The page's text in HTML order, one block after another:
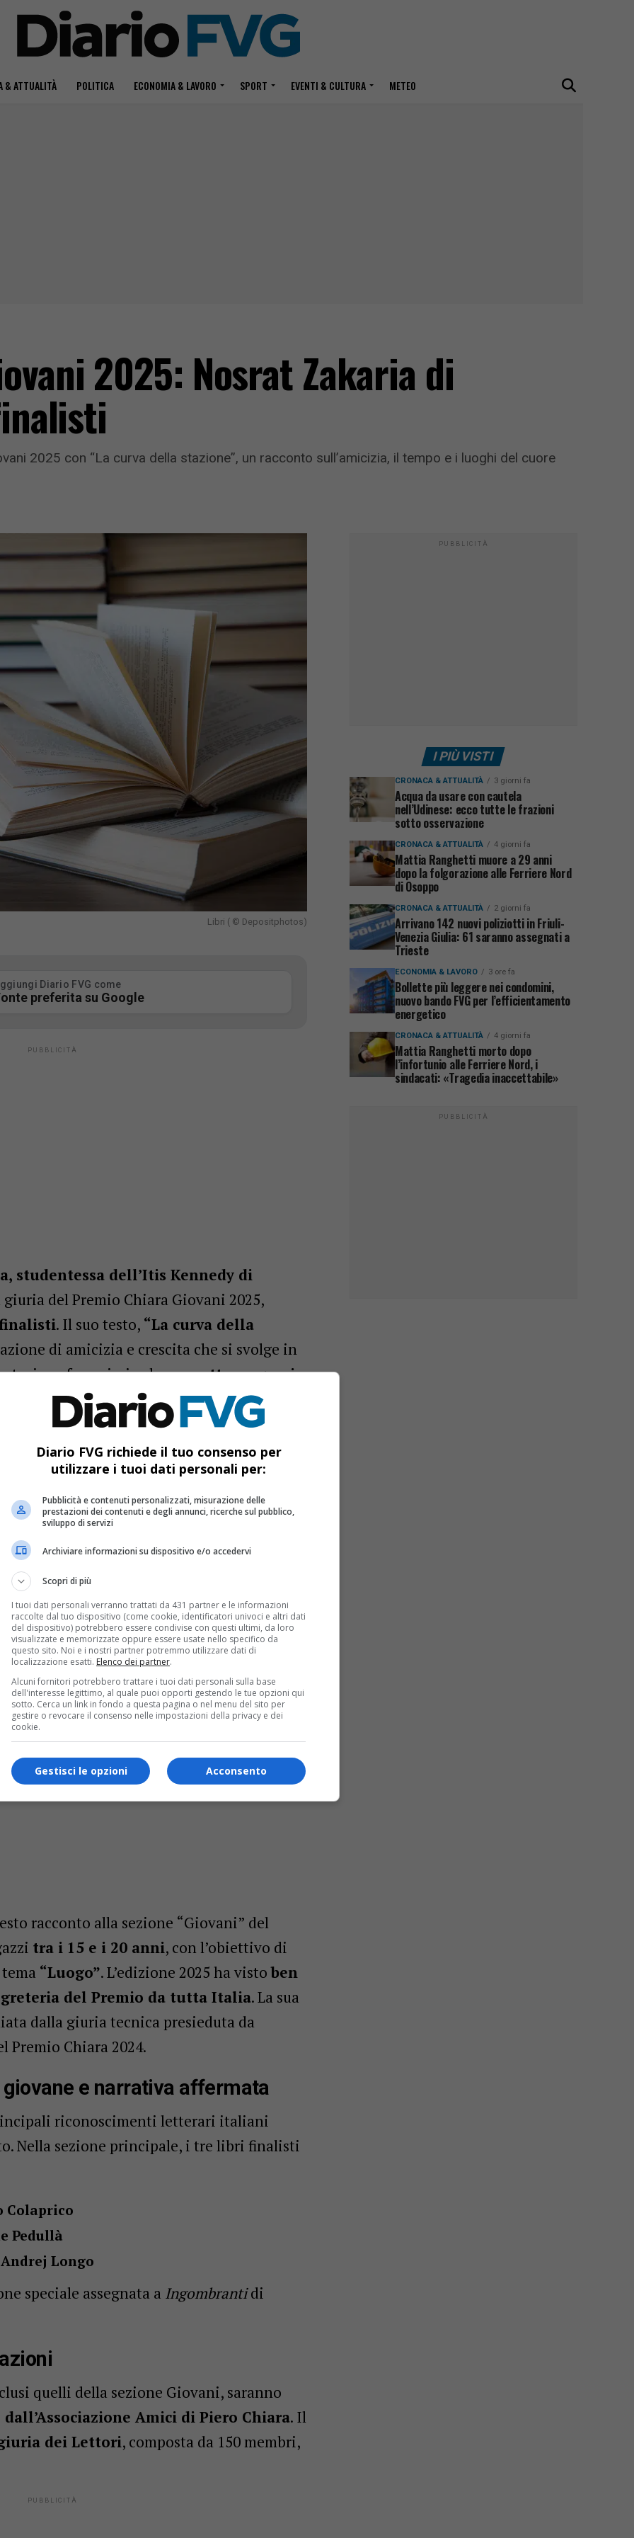
& ATTUALITÀ POLITICA ECONOMIA & LAVORO SPORT EVENTI & CULTURA METEO
2025: Nosrat Zakaria di
2025 con “La curva della stazione”, un racconto sull’amicizia, il tempo e i luoghi del cuore
Libri ( © Depositphotos)
Diario FVG come
preferita su Google
studentessa dell’Itis Kennedy di
del Premio Chiara Giovani 2025,
. Il suo testo, “La curva della
di amicizia e crescita che si svolge in
stazione ferroviaria, dovequattro ragazzi
d’estateper condividerelibri, sogni e
e riti segreti
adolescenti – si creanoun rifugio
mondo, dove coltivano
letture, scritture
un’amicizia profonda. Quando Leo,
di
emotiva del loro legame:
un patto
e alla distanza.
partecipanti
racconto alla sezione “Giovani” del
tra i 15 e i 20 anni, con l’obiettivo di
“Luogo”. L’edizione 2025 ha vistoben
del Premio da tutta Italia. La sua
dalla giuria tecnica presieduta da
Premio Chiara 2024.
e narrativa affermata
riconoscimenti letterari italiani
Nella sezione principale, i tre libri finalisti
Colaprico
Pedullà
Andrej Longo
speciale assegnata a Ingombrantidi
quelli della sezione Giovani, saranno
Amici di Piero Chiara. Il
dei Lettori, composta da 150 membri,
PUBBLICITÀ
I PIÙ VISTI
CRONACA & ATTUALITÀ 3 giorni fa
Acqua da usare con cautela
nell’Udinese: ecco tutte le frazioni
sotto osservazione
CRONACA & ATTUALITÀ 4 giorni fa
Mattia Ranghetti muore a 29 anni
dopo la folgorazione alle Ferriere Nord
di Osoppo
CRONACA & ATTUALITÀ 2 giorni fa
Arrivano 142 nuovi poliziotti in Friuli-
Venezia Giulia: 61 saranno assegnati a
Trieste
ECONOMIA & LAVORO 3 ore fa
Bollette più leggere nei condomini,
nuovo bando FVG per l’efficientamento
energetico
CRONACA & ATTUALITÀ 4 giorni fa
Mattia Ranghetti morto dopo
l’infortunio alle Ferriere Nord, i
sindacati: «Tragedia inaccettabile»
PUBBLICITÀ
Diario FVG richiede il tuo consenso per
utilizzare i tuoi dati personali per:
Pubblicità e contenuti personalizzati, misurazione delle
prestazioni dei contenuti e degli annunci, ricerche sul pubblico,
sviluppo di servizi
Archiviare informazioni su dispositivo e/o accedervi
Scopri di più
I tuoi dati personali verranno trattati da 431 partner e le informazioni
raccolte dal tuo dispositivo (come cookie, identificatori univoci e altri dati
del dispositivo) potrebbero essere condivise con questi ultimi, da loro
visualizzate e memorizzate oppure essere usate nello specifico da
questo sito. Noi e i nostri partner potremmo utilizzare dati di
localizzazione esatti. Elenco dei partner.
Alcuni fornitori potrebbero trattare i tuoi dati personali sulla base
dell'interesse legittimo, al quale puoi opporti gestendo le tue opzioni qui
sotto. Cerca un link in fondo a questa pagina o nel menu del sito per
gestire o revocare il consenso nelle impostazioni della privacy e dei
cookie.
Acconsento
Gestisci le opzioni